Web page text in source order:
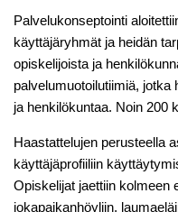
Palvelukonseptointi
käyttäjäryhmät ja heidän
opiskelijoista ja
palvelumuotoilutiimiä, jotka
ja henkilökuntaa. Noin 200
Haastattelujen perusteella
käyttäjäprofiiliin
Opiskelijat jaettiin kolmeen
jokapaikanhöyliin,